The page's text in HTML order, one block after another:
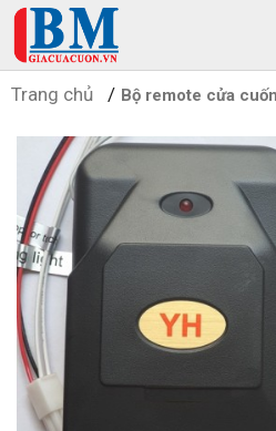
Trang chủ Bộ remote cửa cuốn